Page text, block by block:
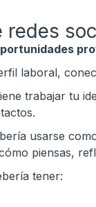
redes
laboral,
trabajar tu
usarse
piensas,
tener: